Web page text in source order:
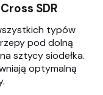
SDR
typów
pod dolną
sztycy siodełka.
optymalną